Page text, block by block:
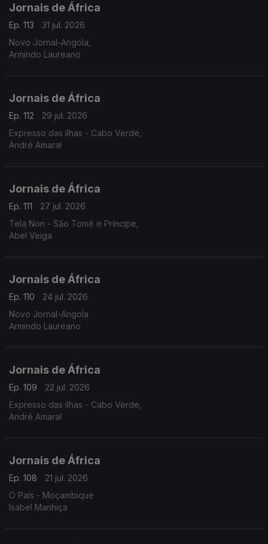
Jornais de África
Ep. 113
31 jul. 2026
Novo Jornal-Angola,
Armindo Laureano
Jornais de África
Ep. 112
29 jul. 2026
Expresso das ilhas - Cabo Verde,
André Amaral
Jornais de África
Ep. 111
27 jul. 2026
Tela Non - São Tomé e Príncipe,
Abel Veiga
Jornais de África
Ep. 110
24 jul. 2026
Novo Jornal-Angola
Armindo Laureano
Jornais de África
Ep. 109
22 jul. 2026
Expresso das ilhas - Cabo Verde,
André Amaral
Jornais de África
Ep. 108
21 jul. 2026
O País - Moçambique
Isabel Manhiça